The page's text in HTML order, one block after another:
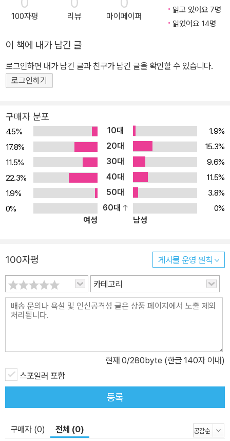
자화상이 된다. 자신의 방을 벗어나지 못하고 있다가 방 밖으로 나가
려는 시도를 하는 장면은 가족 구성원의 역할을 유지하고 싶어하는
되지 않는 그를 외면하고 결국 감금해버린다. 이 장면은 가족에게 실
질적인 도움이 되지 못하면 그저 짐덩이로 전락해 버리는 뼈아픈 현
실을 냉정하게 반영한 것이다. 돌아오는 이득이 없으면 소통도 없다
주인공이 자살하는 <판결>, 무력한 의사가 마법처럼 말을 빌려 타고
간 환자의 집에서 희한한 상황에 휘말리는 <시골 의사>, 아주 짧은
단편인 <갑작스러운 산책> <옷> <원형극장의 관람석에서> 등 프란
츠 카프카의 엄선된 단편 9가지가 담겼다. 무거운 환상을 보여주는
카프카의 단편선이 우리가 살아온 길과 살아갈 길을 다시금 생각하게
한다. ▶ 대표작 줄거리 의류 영업사원인 주인공 그레고르 잠자는 자
고 일어났을 때 자신이 커다란 벌레로 변해 있음을 깨닫는다. 지금까
지 부모님, 어린 여동생을 위해 노력을 아끼지 않았던 그레고르는 순
실질적인 가장은 그레고르였지만 병에 걸려 쇠약해서 일을 못하던 아
버지는 다시금 건강한 모습으로 일자리를 얻고, 어머니와 여동생도
서서히 자신의 앞가림을 해나가기 시작한다. 가정의 골칫거리가 된
그레고르는 자신의 방에 거의 감금되다시피 하게 된다. 그러다 음악
학교에 가고 싶어 했던 여동생의 바이올린 연주를 더 듣기 위해 방 밖
으로 나갔다가 징그러운 해충 취급을 받으며, 이 때문에 가족들은 하
움의 대상이 된 그레고르는 다음날 아침 벌레의 모습으로 죽은 채 발
견되고, 가족들은 홀가분한 마음으로 일을 하루 쉬고 바람을 쐬러 나
간다.
100자평 리뷰 마이페이퍼
읽고 있어요 7명
읽었어요 14명
이 책에 내가 남긴 글
로그인하면 내가 남긴 글과 친구가 남긴 글을 확인할 수 있습니다.
로그인하기
구매자 분포
4.5% 10대
1.9%
17.8%
20대
15.3%
11.5%
30대
9.6%
22.3%
40대
11.5%
1.9%
50대
3.8%
0%
60대
0%
여성
남성
100자평 게시물 운영 원칙
카테고리
현재 0/280byte (한글 140자 이내)
스포일러 포함
등록
구매자 (0) 전체 (0)